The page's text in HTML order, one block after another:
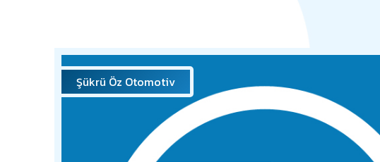
Şükrü Öz Otomotiv